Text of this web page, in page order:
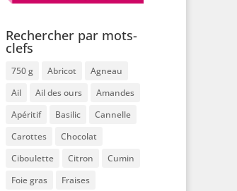
Rechercher par mots-
clefs
750 g Abricot
Agneau
Ail
Ail des ours
Amandes
Apéritif
Basilic
Cannelle
Carottes
Chocolat
Ciboulette
Citron
Cumin
Foie gras
Fraises